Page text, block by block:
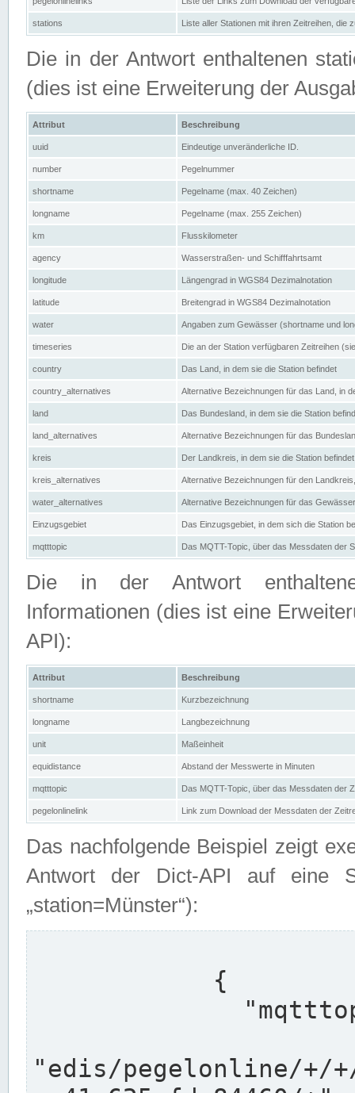
stations Liste aller Stationen mit ihren Zeitreihen, die
Die in der Antwort enthaltenen
(dies ist eine Erweiterung der
Attribut Beschreibung
uuid Eindeutige unveränderliche ID.
number Pegelnummer
shortname Pegelname (max. 40 Zeichen)
longname Pegelname (max. 255 Zeichen)
km Flusskilometer
agency Wasserstraßen- und Schifffahrtsamt
longitude Längengrad in WGS84 Dezimalnotation
latitude Breitengrad in WGS84 Dezimalnotation
water Angaben zum Gewässer (shortname und
timeseries Die an der Station verfügbaren Zeitreihen
country Das Land, in dem sie die Station befindet
country_alternatives Alternative Bezeichnungen für das Land, in
land Das Bundesland, in dem sie die Station
land_alternatives Alternative Bezeichnungen für das
kreis Der Landkreis, in dem sie die Station befindet
kreis_alternatives Alternative Bezeichnungen für den
water_alternatives Alternative Bezeichnungen für das
Einzugsgebiet Das Einzugsgebiet, in dem sich die Station
mqtttopic Das MQTT-Topic, über das Messdaten der
Die in der Antwort
Informationen (dies ist eine
API):
Attribut Beschreibung
shortname Kurzbezeichnung
longname Langbezeichnung
unit Maßeinheit
equidistance Abstand der Messwerte in Minuten
mqtttopic Das MQTT-Topic, über das Messdaten der
pegelonlinelink Link zum Download der Messdaten der
Das nachfolgende Beispiel zeigt
Antwort der Dict-API auf eine
„station=Münster“):
"edis/pegelonline/+/